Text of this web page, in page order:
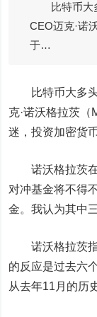
比特币大多
CEO迈克·诺
于…
比特币大多头
克·诺沃格拉茨
迷，投资加密货
诺沃格拉茨在
对冲基金将不得
金。我认为其中
诺沃格拉茨指
的反应是过去六
从去年11月的历